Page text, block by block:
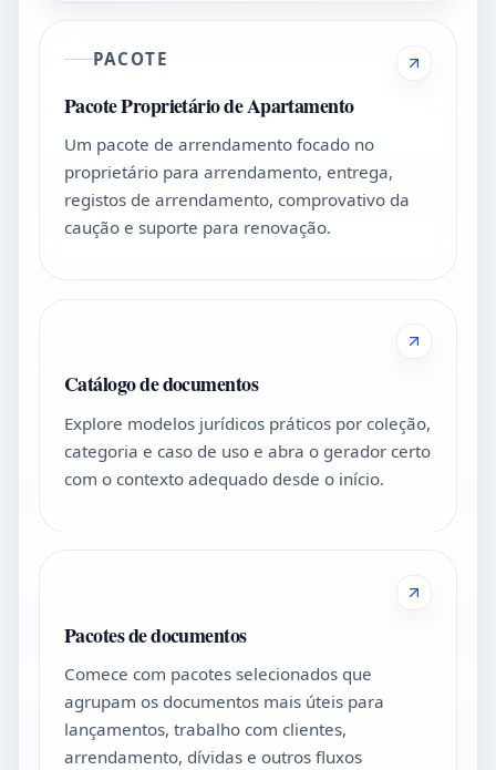
PACOTE
Pacote Proprietário de Apartamento
Um pacote de arrendamento focado no
proprietário para arrendamento, entrega,
registos de arrendamento, comprovativo da
caução e suporte para renovação.
Catálogo de documentos
Explore modelos jurídicos práticos por coleção,
categoria e caso de uso e abra o gerador certo
com o contexto adequado desde o início.
Pacotes de documentos
Comece com pacotes selecionados que
agrupam os documentos mais úteis para
lançamentos, trabalho com clientes,
arrendamento, dívidas e outros fluxos